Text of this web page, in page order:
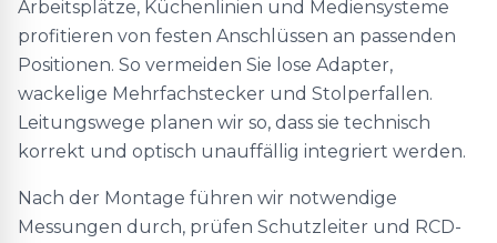
Arbeitsplätze, Küchenlinien und Mediensysteme
profitieren von festen Anschlüssen an passenden
Positionen. So vermeiden Sie lose Adapter,
wackelige Mehrfachstecker und Stolperfallen.
Leitungswege planen wir so, dass sie technisch
korrekt und optisch unauffällig integriert werden.
Nach der Montage führen wir notwendige
Messungen durch, prüfen Schutzleiter und RCD-